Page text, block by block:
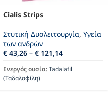
Cialis Strips
Στυτική Δυσλειτουργία, Υγεία
των ανδρών
€ 43,26 – € 121,14
Ενεργός ουσία:Tadalafil
(Ταδαλαφίλη)